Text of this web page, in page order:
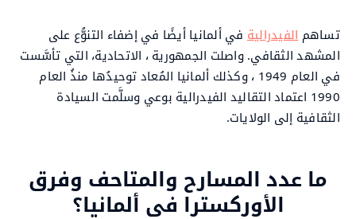
تساهم الفيدرالية في ألمانيا أيضًا في إضفاء التنوُّع على
المشهد الثقافي. واصلت الجمهورية ، الاتحادية، التي تأسَّست
في العام 1949 ، وكذلك ألمانيا المُعاد توحيدُها منذُ العام
1990 اعتماد التقاليد الفيدرالية بوعي وسلَّمت السيادة
الثقافية إلى الولايات.
ما عدد المسارح والمتاحف وفرق
الأوركسترا في ألمانيا؟